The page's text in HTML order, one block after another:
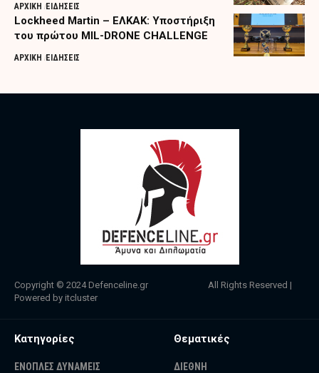
ΑΡΧΙΚΗ ΕΙΔΗΣΕΙΣ
Lockheed Martin – ΕΛΚΑΚ: Υποστήριξη
του πρώτου MIL-DRONE CHALLENGE
ΑΡΧΙΚΗ ΕΙΔΗΣΕΙΣ
Copyright © 2024 Defenceline.gr All Rights Reserved |
Powered by itcluster
Κατηγορίες
ΕΝΟΠΛΕΣ ΔΥΝΑΜΕΙΣ
Θεματικές
ΔΙΕΘΝΗ